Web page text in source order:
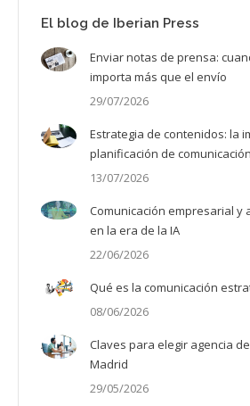
El blog de Iberian Press
Enviar notas de prensa:
importa más que el envío
29/07/2026
Estrategia de contenidos: la
planificación de comunicación
13/07/2026
Comunicación empresarial y
en la era de la IA
22/06/2026
Qué es la comunicación
08/06/2026
Claves para elegir agencia
Madrid
29/05/2026